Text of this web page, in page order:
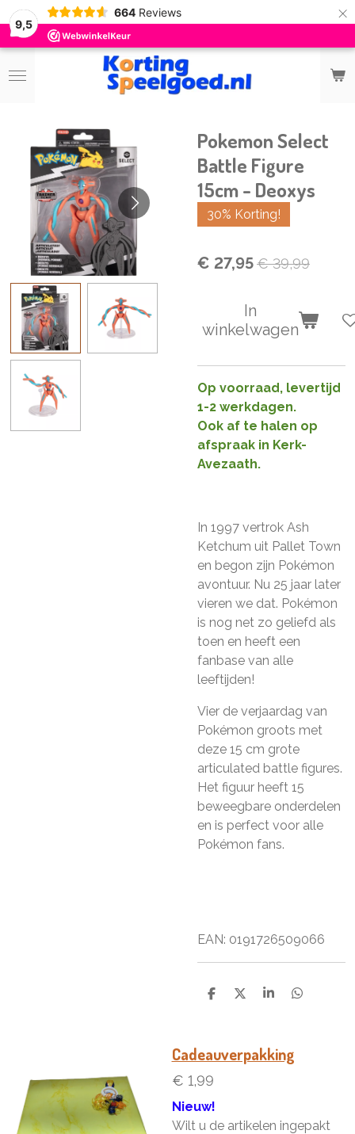
9,5
664 Reviews ×
Pokemon Select
Battle Figure
15cm - Deoxys
30% Korting!
€ 27,95€ 39,99
In
winkelwagen
Op voorraad, levertijd
1-2 werkdagen.
Ook af te halen op
afspraak in Kerk-
Avezaath.
In 1997 vertrok Ash
Ketchum uit Pallet Town
en begon zijn Pokémon
avontuur. Nu 25 jaar later
vieren we dat. Pokémon
is nog net zo geliefd als
toen en heeft een
fanbase van alle
leeftijden!
Vier de verjaardag van
Pokémon groots met
deze 15 cm grote
articulated battle figures.
Het figuur heeft 15
beweegbare onderdelen
en is perfect voor alle
Pokémon fans.
EAN: 0191726509066
D
D
S
e
D
Cadeauverpakking
€ 1,99
Nieuw!
Wilt u de artikelen ingepakt